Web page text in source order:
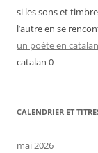
si les sons et
l’autre en se
un poète en
catalan 0
CALENDRIER ET
mai 2026